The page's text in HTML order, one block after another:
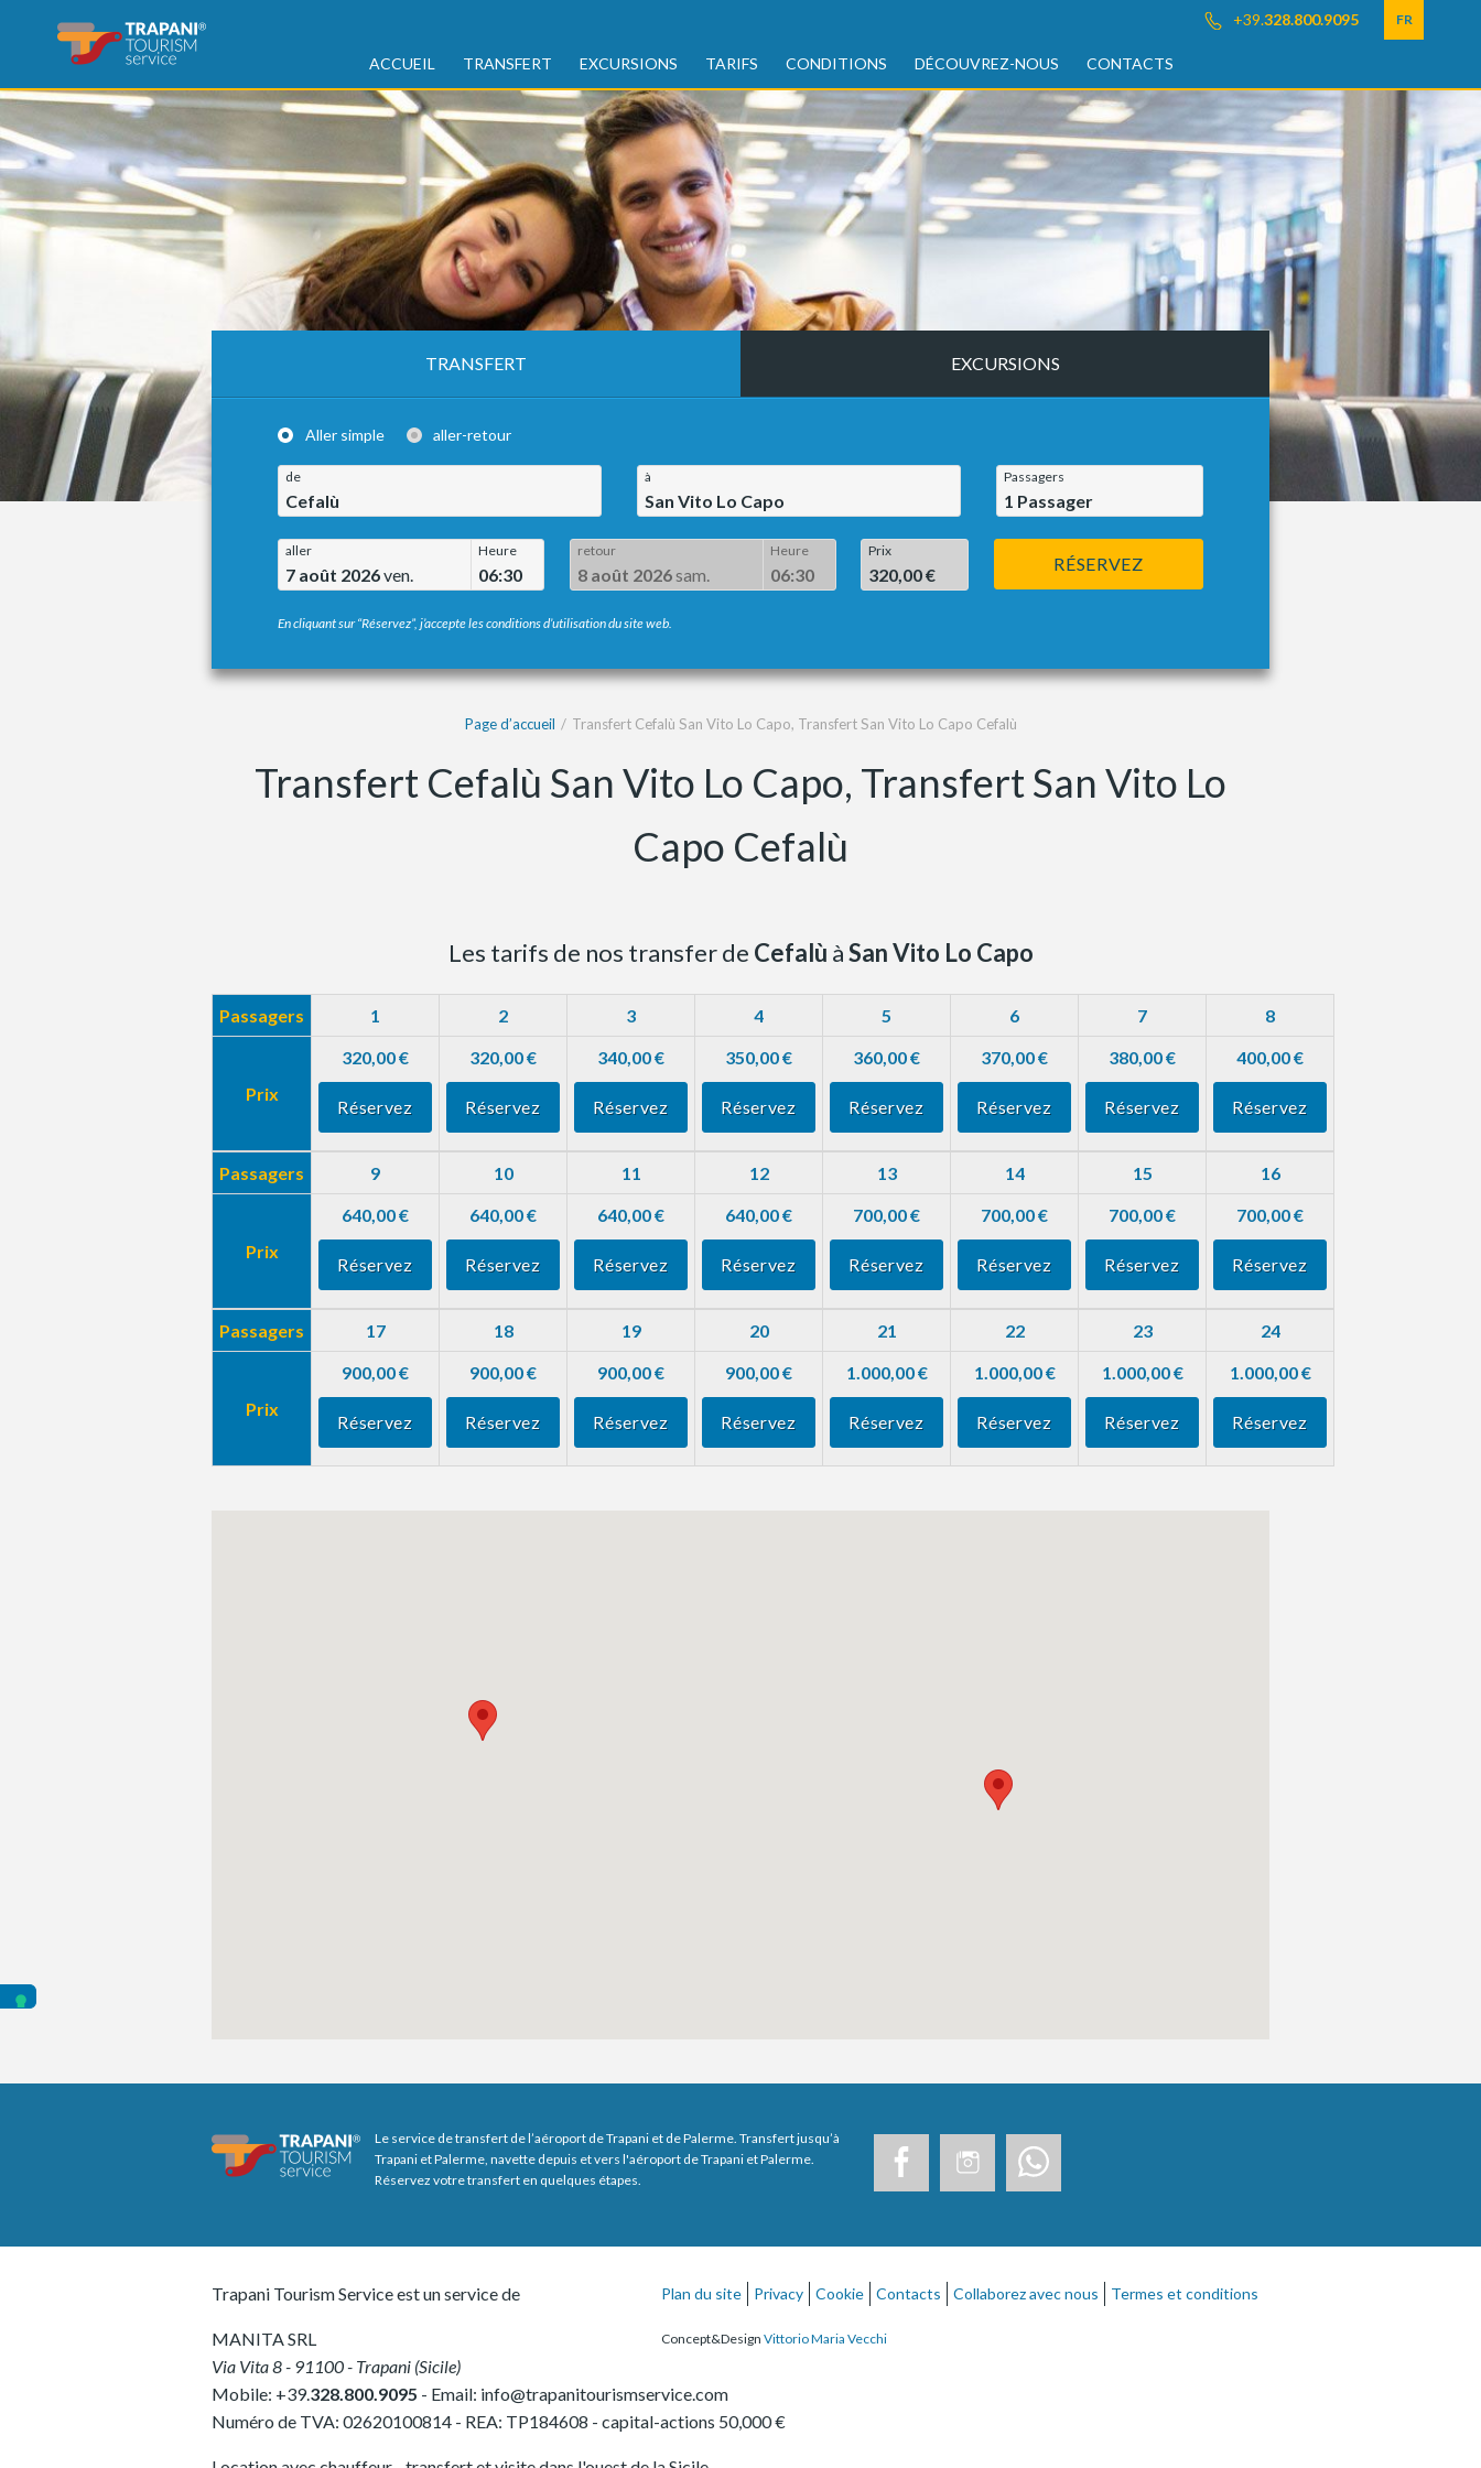
+39.328.800.9095 FR
ACCUEIL TRANSFERT EXCURSIONS TARIFS CONDITIONS DÉCOUVREZ-NOUS CONTACTS
TRANSFERT EXCURSIONS
Aller simple aller-retour
de
Cefalù
à
San Vito Lo Capo
Passagers
1 Passager
aller
7 août 2026ven.
Heure
06:30
retour
8 août 2026sam.
Heure
06:30
Prix
320,00 €
RÉSERVEZ
En cliquant sur “Réservez”, j’accepte les conditions d’utilisation du site web.
Page d’accueil Transfert Cefalù San Vito Lo Capo, Transfert San Vito Lo Capo Cefalù
Transfert Cefalù San Vito Lo Capo, Transfert San Vito Lo
Capo Cefalù
Les tarifs de nos transfer de Cefalù àSan Vito Lo Capo
Passagers 1 2 3 4 5 6 7 8
Prix
320,00 €
Réservez
320,00 €
Réservez
340,00 €
Réservez
350,00 €
Réservez
360,00 €
Réservez
370,00 €
Réservez
380,00 €
Réservez
400,00 €
Réservez
Passagers 9 10 11 12 13 14 15 16
Prix
640,00 €
Réservez
640,00 €
Réservez
640,00 €
Réservez
640,00 €
Réservez
700,00 €
Réservez
700,00 €
Réservez
700,00 €
Réservez
700,00 €
Réservez
Passagers 17 18 19 20 21 22 23 24
Prix
900,00 €
Réservez
900,00 €
Réservez
900,00 €
Réservez
900,00 €
Réservez
1.000,00 €
Réservez
1.000,00 €
Réservez
1.000,00 €
Réservez
1.000,00 €
Réservez
Le service de transfert de l’aéroport de Trapani et de Palerme. Transfert jusqu’à
Trapani et Palerme, navette depuis et vers l'aéroport de Trapani et Palerme.
Réservez votre transfert en quelques étapes.
Trapani Tourism Service est un service de
MANITA SRL
Via Vita 8- 91100- Trapani (Sicile)
Mobile: +39.328.800.9095 - Email: info@trapanitourismservice.com
Numéro de TVA: 02620100814 - REA: TP184608 - capital-actions 50,000 €
Plan du site Privacy Cookie Contacts Collaborez avec nous Termes et conditions
Concept&Design Vittorio Maria Vecchi